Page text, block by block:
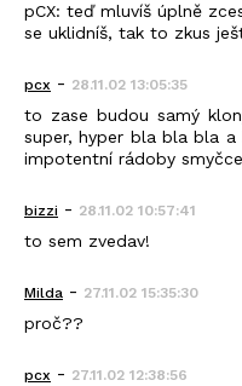
pCX: teď mluvíš úplně
se uklidníš, tak to zkus
pcx - 28.11.02 13:05:35
to zase budou samý
super, hyper bla bla bla
impotentní rádoby
bizzi - 28.11.02 10:57:41
to sem zvedav!
Milda - 27.11.02 15:35:30
proč??
pcx - 27.11.02 12:38:56